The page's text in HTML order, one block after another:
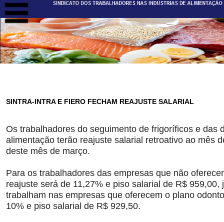
SINTRA-INTRA E FIERO FECHAM REAJUSTE SALARIAL